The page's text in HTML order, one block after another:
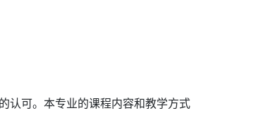
认可。本专业的课程内容和教学方式